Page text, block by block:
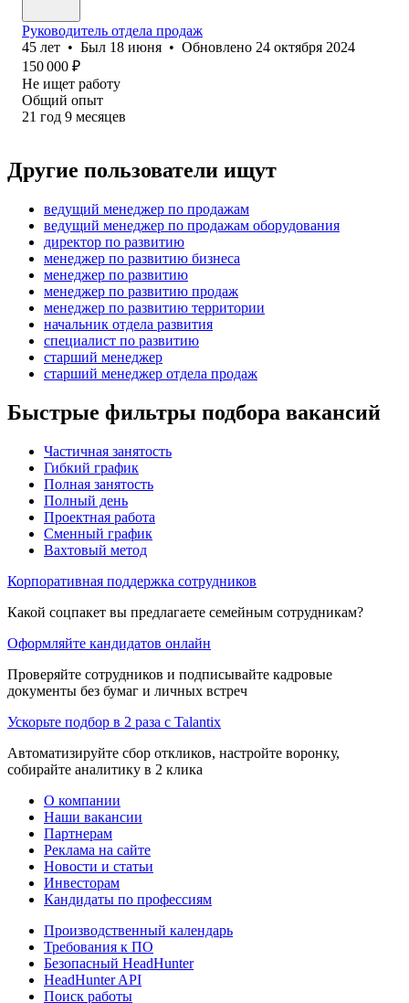
Руководитель отдела продаж
45 лет • Был 18 июня • Обновлено 24 октября 2024
150 000 ₽
Не ищет работу
Общий опыт
21 год 9 месяцев
Другие пользователи ищут
ведущий менеджер по продажам
ведущий менеджер по продажам оборудования
директор по развитию
менеджер по развитию бизнеса
менеджер по развитию
менеджер по развитию продаж
менеджер по развитию территории
начальник отдела развития
специалист по развитию
старший менеджер
старший менеджер отдела продаж
Быстрые фильтры подбора вакансий
Частичная занятость
Гибкий график
Полная занятость
Полный день
Проектная работа
Сменный график
Вахтовый метод
Корпоративная поддержка сотрудников
Какой соцпакет вы предлагаете семейным сотрудникам?
Оформляйте кандидатов онлайн
Проверяйте сотрудников и подписывайте кадровые
документы без бумаг и личных встреч
Ускорьте подбор в 2 раза с Talantix
Автоматизируйте сбор откликов, настройте воронку,
собирайте аналитику в 2 клика
О компании
Наши вакансии
Партнерам
Реклама на сайте
Новости и статьи
Инвесторам
Кандидаты по профессиям
Производственный календарь
Требования к ПО
Безопасный HeadHunter
HeadHunter API
Поиск работы